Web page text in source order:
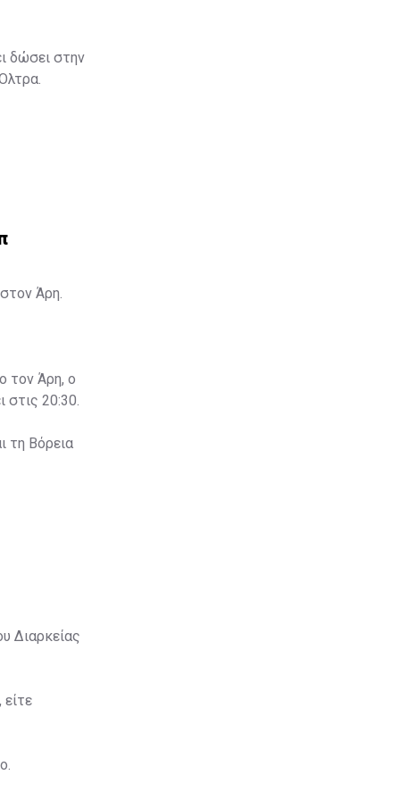
δώσει στην
Άρη.
τον Άρη, ο
στις 20:30.
τη Βόρεια
Διαρκείας
είτε